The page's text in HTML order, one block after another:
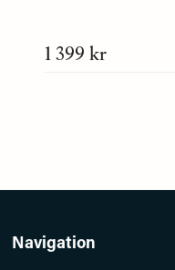
1 399 kr
Navigation